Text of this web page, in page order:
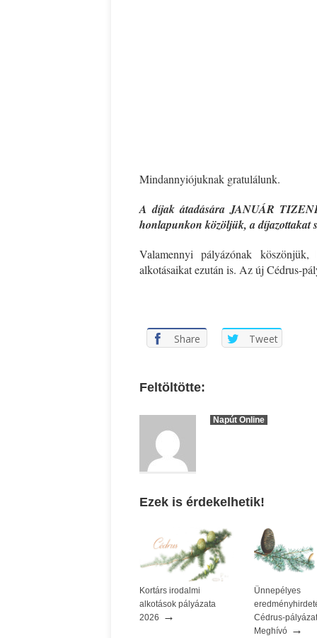
Mindannyiójuknak gratulálunk.
A díjak átadására JANUÁR
honlapunkon közöljük, a díjazottakat
Valamennyi pályázónak
alkotásaikat ezután is. Az új Cédrus-
Share Tweet
Feltöltötte:
Napút Online
Ezek is érdekelhetik!
Kortárs irodalmi
alkotások pályázata
2026
→
Ünnepélyes
Cédrus-
Meghívó →